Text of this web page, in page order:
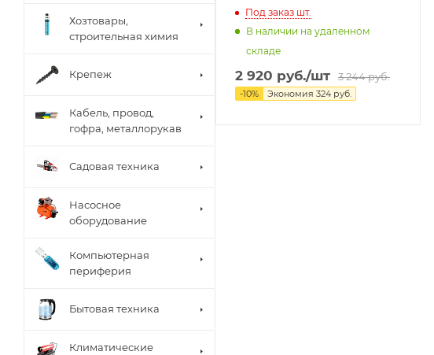
Под заказ шт.
В наличии на удаленном
складе
2 920 руб./шт 3 244руб.
-10% Экономия 324 руб.
Хозтовары,
строительная химия
Крепеж
Кабель, провод,
гофра, металлорукав
Садовая техника
Насосное
оборудование
Компьютерная
периферия
Бытовая техника
Климатические